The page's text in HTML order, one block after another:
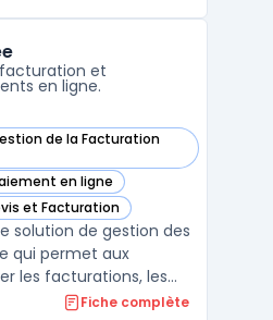
de cela, Invoice Ninja
et
en ligne.
de la Facturation
cette catégorie
en ligne
cette catégorie
et Facturation
cette catégorie
solution de gestion des
qui permet aux
les facturations, les
paiements récurrents
Fiche complète